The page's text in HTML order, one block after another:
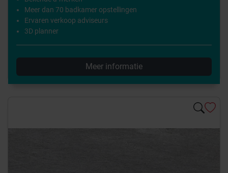
Meer dan 70 badkamer opstellingen
Ervaren verkoop adviseurs
3D planner
Meer informatie